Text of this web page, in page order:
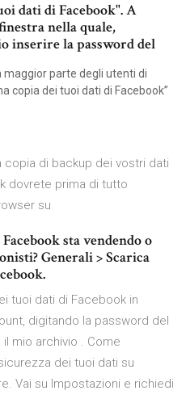
dati di Facebook". A
nella quale,
inserire la password del
maggior parte degli utenti di
copia dei tuoi dati di Facebook”
copia di backup dei vostri dati
dovrete prima di tutto
su
sta vendendo o
Generali > Scarica
tuoi dati di Facebook in
digitando la password del
mio archivio . Come
dei tuoi dati su
Vai su Impostazioni e richiedi